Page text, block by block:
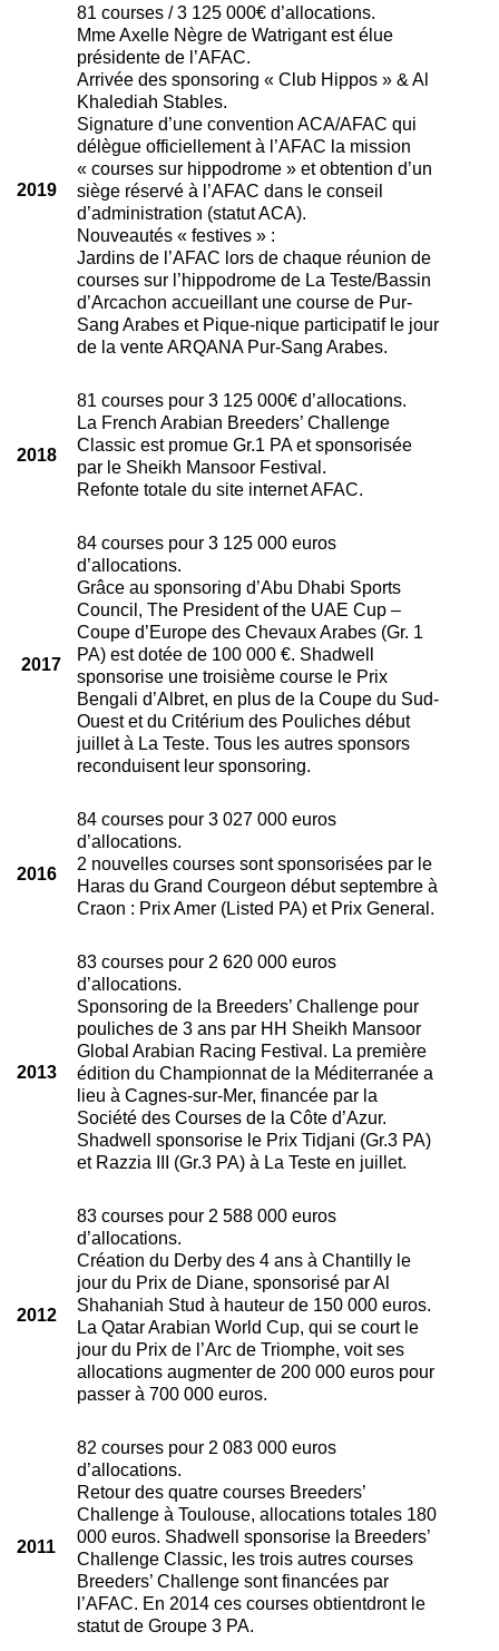
2019
81 courses / 3 125 000€ d’allocations.
Mme Axelle Nègre de Watrigant est élue
présidente de l’AFAC.
Arrivée des sponsoring « Club Hippos » & Al
Khalediah Stables.
Signature d’une convention ACA/AFAC qui
délègue officiellement à l’AFAC la mission
« courses sur hippodrome » et obtention d’un
siège réservé à l’AFAC dans le conseil
d’administration (statut ACA).
Nouveautés « festives » :
Jardins de l’AFAC lors de chaque réunion de
courses sur l’hippodrome de La Teste/Bassin
d’Arcachon accueillant une course de Pur-
Sang Arabes et Pique-nique participatif le jour
de la vente ARQANA Pur-Sang Arabes.
2018
81 courses pour 3 125 000€ d’allocations.
La French Arabian Breeders’ Challenge
Classic est promue Gr.1 PA et sponsorisée
par le Sheikh Mansoor Festival.
Refonte totale du site internet AFAC.
2017
84 courses pour 3 125 000 euros
d’allocations.
Grâce au sponsoring d’Abu Dhabi Sports
Council, The President of the UAE Cup –
Coupe d’Europe des Chevaux Arabes (Gr. 1
PA) est dotée de 100 000 €. Shadwell
sponsorise une troisième course le Prix
Bengali d’Albret, en plus de la Coupe du Sud-
Ouest et du Critérium des Pouliches début
juillet à La Teste. Tous les autres sponsors
reconduisent leur sponsoring.
2016
84 courses pour 3 027 000 euros
d’allocations.
2 nouvelles courses sont sponsorisées par le
Haras du Grand Courgeon début septembre à
Craon : Prix Amer (Listed PA) et Prix General.
2013
83 courses pour 2 620 000 euros
d’allocations.
Sponsoring de la Breeders’ Challenge pour
pouliches de 3 ans par HH Sheikh Mansoor
Global Arabian Racing Festival. La première
édition du Championnat de la Méditerranée a
lieu à Cagnes-sur-Mer, financée par la
Société des Courses de la Côte d’Azur.
Shadwell sponsorise le Prix Tidjani (Gr.3 PA)
et Razzia III (Gr.3 PA) à La Teste en juillet.
2012
83 courses pour 2 588 000 euros
d’allocations.
Création du Derby des 4 ans à Chantilly le
jour du Prix de Diane, sponsorisé par Al
Shahaniah Stud à hauteur de 150 000 euros.
La Qatar Arabian World Cup, qui se court le
jour du Prix de l’Arc de Triomphe, voit ses
allocations augmenter de 200 000 euros pour
passer à 700 000 euros.
2011
82 courses pour 2 083 000 euros
d’allocations.
Retour des quatre courses Breeders’
Challenge à Toulouse, allocations totales 180
000 euros. Shadwell sponsorise la Breeders’
Challenge Classic, les trois autres courses
Breeders’ Challenge sont financées par
l’AFAC. En 2014 ces courses obtientdront le
statut de Groupe 3 PA.